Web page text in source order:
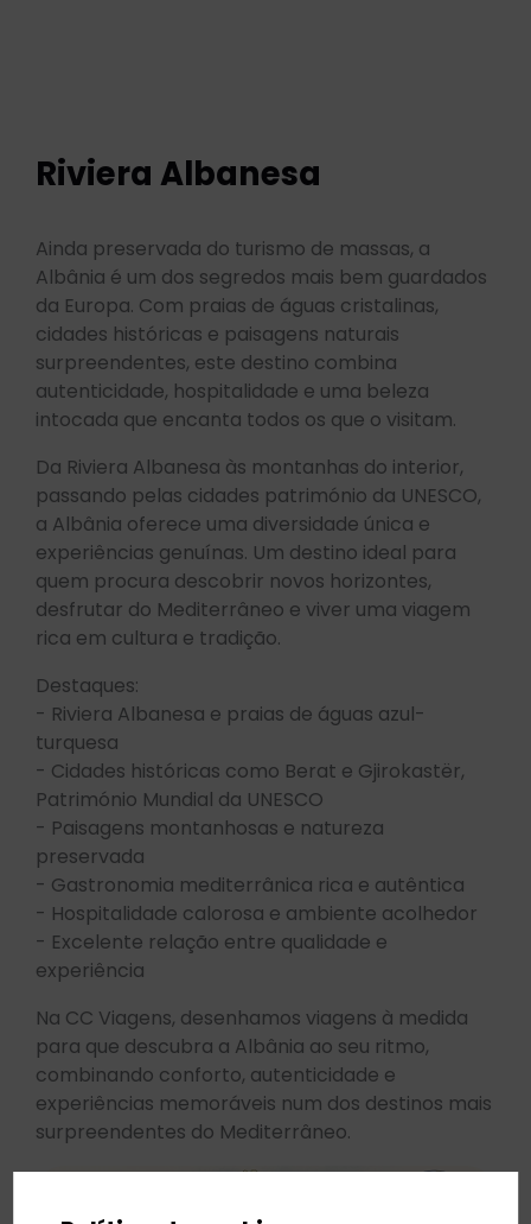
Riviera Albanesa
Ainda preservada do turismo de massas, a
Albânia é um dos segredos mais bem guardados
da Europa. Com praias de águas cristalinas,
cidades históricas e paisagens naturais
surpreendentes, este destino combina
autenticidade, hospitalidade e uma beleza
intocada que encanta todos os que o visitam.
Da Riviera Albanesa às montanhas do interior,
passando pelas cidades património da UNESCO,
a Albânia oferece uma diversidade única e
experiências genuínas. Um destino ideal para
quem procura descobrir novos horizontes,
desfrutar do Mediterrâneo e viver uma viagem
rica em cultura e tradição.
Destaques:
- Riviera Albanesa e praias de águas azul-
turquesa
- Cidades históricas como Berat e Gjirokastër,
Património Mundial da UNESCO
- Paisagens montanhosas e natureza
preservada
- Gastronomia mediterrânica rica e autêntica
- Hospitalidade calorosa e ambiente acolhedor
- Excelente relação entre qualidade e
experiência
Na CC Viagens, desenhamos viagens à medida
para que descubra a Albânia ao seu ritmo,
combinando conforto, autenticidade e
experiências memoráveis num dos destinos mais
surpreendentes do Mediterrâneo.